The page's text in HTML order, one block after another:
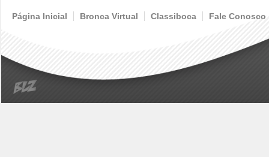
Página Inicial Bronca Virtual Classiboca Fale Conosco